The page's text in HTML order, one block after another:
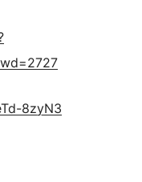
8zyN3